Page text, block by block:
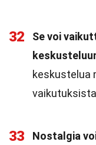
32
Se voi
keskustelua
33
Nostalgia